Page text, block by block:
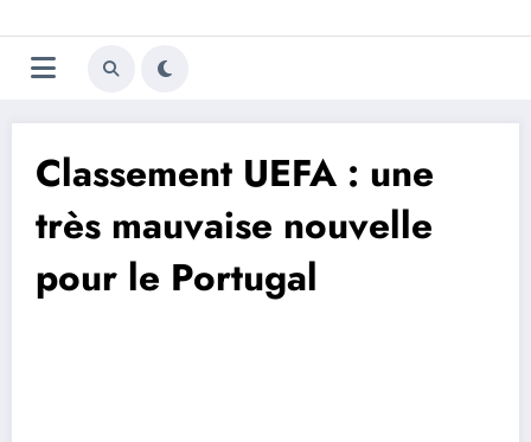
au
contenu
Trivela
L'actualité du football
Classement UEFA : une
très mauvaise nouvelle
pour le Portugal